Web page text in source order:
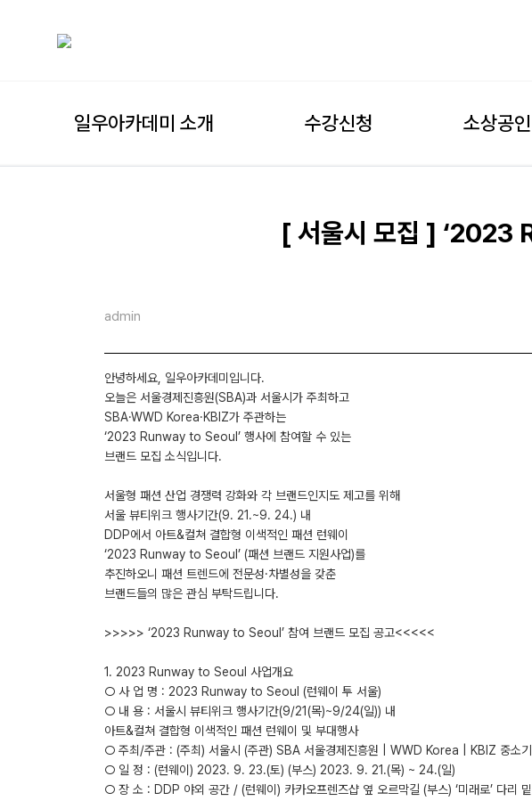
일우아카데미 소개 수강신청 소상공
[ 서울시 모집 ] ‘2023
admin
안녕하세요, 일우아카데미입니다.
오늘은 서울경제진흥원(SBA)과 서울시가 주최하고
SBA·WWD Korea·KBIZ가 주관하는
‘2023 Runway to Seoul’ 행사에 참여할 수 있는
브랜드 모집 소식입니다.
서울형 패션 산업 경쟁력 강화와 각 브랜드인지도 제고를 위해
서울 뷰티위크 행사기간(9. 21.~9. 24.) 내
DDP에서 아트&컬쳐 결합형 이색적인 패션 런웨이
‘2023 Runway to Seoul’ (패션 브랜드 지원사업)를
추진하오니 패션 트렌드에 전문성·차별성을 갖춘
브랜드들의 많은 관심 부탁드립니다.
>>>>> ‘2023 Runway to Seoul’ 참여 브랜드 모집 공고<<<<<
1. 2023 Runway to Seoul 사업개요
○ 사 업 명 : 2023 Runway to Seoul (런웨이 투 서울)
○ 내 용 : 서울시 뷰티위크 행사기간(9/21(목)~9/24(일)) 내
아트&컬쳐 결합형 이색적인 패션 런웨이 및 부대행사
○ 주최/주관 : (주최) 서울시 (주관) SBA 서울경제진흥원 | WWD Korea | KBIZ 중소기
○ 일 정 : (런웨이) 2023. 9. 23.(토) (부스) 2023. 9. 21.(목) ~ 24.(일)
○ 장 소 : DDP 야외 공간 / (런웨이) 카카오프렌즈샵 옆 오르막길 (부스) ‘미래로’ 다리 밑